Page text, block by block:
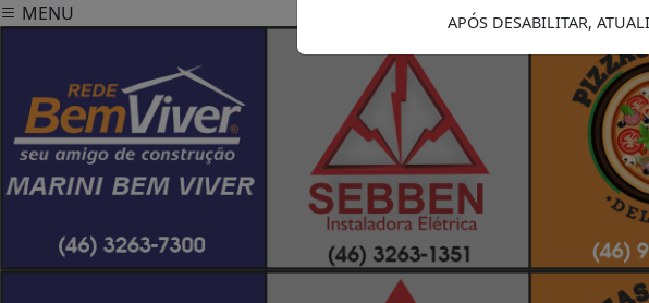
MENU
APÓS DESABILITAR,